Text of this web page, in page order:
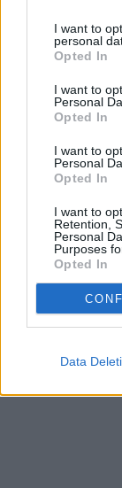
I want to
personal
Opted In
I want to
Personal
Opted In
I want to
Personal
Opted In
I want to
Retention,
Personal
Purposes
Opted In
Data